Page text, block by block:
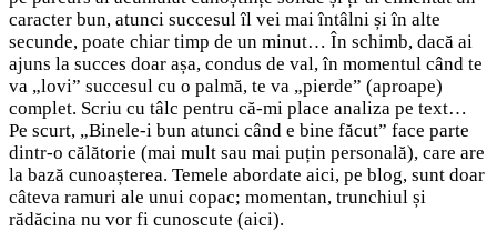
caracter bun, atunci succesul îl vei mai întâlni și în alte
secunde, poate chiar timp de un minut… În schimb, dacă ai
ajuns la succes doar așa, condus de val, în momentul când te
va „lovi” succesul cu o palmă, te va „pierde” (aproape)
complet. Scriu cu tâlc pentru că-mi place analiza pe text…
Pe scurt, „Binele-i bun atunci când e bine făcut” face parte
dintr-o călătorie (mai mult sau mai puțin personală), care are
la bază cunoașterea. Temele abordate aici, pe blog, sunt doar
câteva ramuri ale unui copac; momentan, trunchiul și
rădăcina nu vor fi cunoscute (aici).